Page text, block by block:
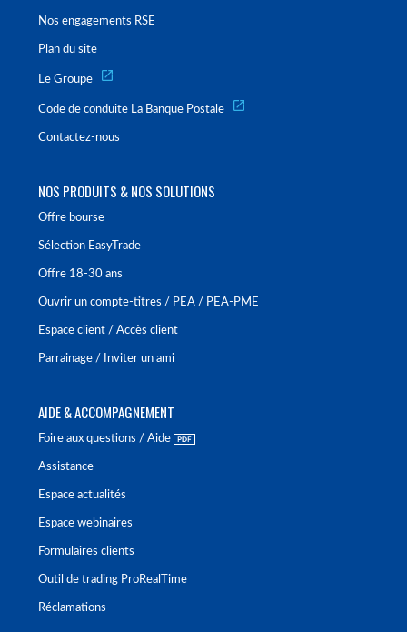
Nos engagements RSE
Plan du site
Le Groupe
Code de conduite La Banque Postale
Contactez-nous
NOS PRODUITS & NOS SOLUTIONS
Offre bourse
Sélection EasyTrade
Offre 18-30 ans
Ouvrir un compte-titres / PEA / PEA-PME
Espace client / Accès client
Parrainage / Inviter un ami
AIDE & ACCOMPAGNEMENT
Foire aux questions / Aide
Assistance
Espace actualités
Espace webinaires
Formulaires clients
Outil de trading ProRealTime
Réclamations